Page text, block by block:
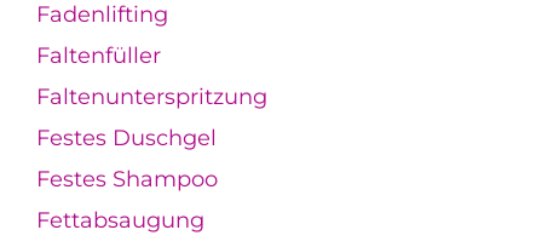
Fadenlifting
Faltenfüller
Faltenunterspritzung
Festes Duschgel
Festes Shampoo
Fettabsaugung